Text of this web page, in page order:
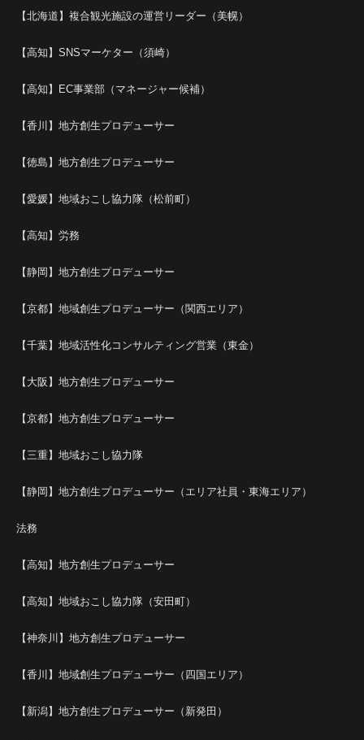
【北海道】複合観光施設の運営リーダー（美幌）
【高知】SNSマーケター（須崎）
【高知】EC事業部（マネージャー候補）
【香川】地方創生プロデューサー
【徳島】地方創生プロデューサー
【愛媛】地域おこし協力隊（松前町）
【高知】労務
【静岡】地方創生プロデューサー
【京都】地域創生プロデューサー（関西エリア）
【千葉】地域活性化コンサルティング営業（東金）
【大阪】地方創生プロデューサー
【京都】地方創生プロデューサー
【三重】地域おこし協力隊
【静岡】地方創生プロデューサー（エリア社員・東海エリア）
法務
【高知】地方創生プロデューサー
【高知】地域おこし協力隊（安田町）
【神奈川】地方創生プロデューサー
【香川】地域創生プロデューサー（四国エリア）
【新潟】地方創生プロデューサー（新発田）